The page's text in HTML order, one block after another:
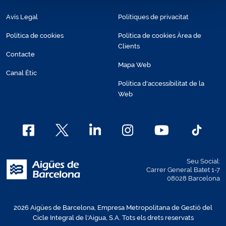
Avís Legal
Política de cookies
Contacte
Canal Ètic
Polítiques de privacitat
Política de cookies Àrea de
Clients
Mapa Web
Política d'accessibilitat de la
Web
Seu Social:
Carrer General Batet 1-7
08028 Barcelona
2026 Aigües de Barcelona, Empresa Metropolitana de Gestió del
Cicle Integral de l'Aigua, S.A. Tots els drets reservats